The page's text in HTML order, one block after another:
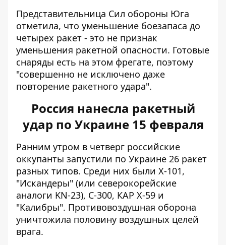
Представительница Сил обороны Юга
отметила, что уменьшение боезапаса до
четырех ракет - это не признак
уменьшения ракетной опасности. Готовые
снаряды есть на этом фрегате, поэтому
"совершенно не исключено даже
повторение ракетного удара".
Россия нанесла ракетный
удар по Украине 15 февраля
Ранним утром в четверг российские
оккупанты запустили по Украине 26 ракет
разных типов. Среди них были Х-101,
"Искандеры" (или северокорейские
аналоги KN-23), С-300, КАР Х-59 и
"Калибры". Противовоздушная оборона
уничтожила половину воздушных целей
врага.